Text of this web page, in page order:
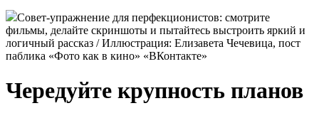
Cовет-упражнение для перфекционистов: смотрите
фильмы, делайте скриншоты и пытайтесь выстроить яркий и
логичный рассказ / Иллюстрация: Елизавета Чечевица, пост
паблика «Фото как в кино» «ВКонтакте»
Чередуйте крупность планов